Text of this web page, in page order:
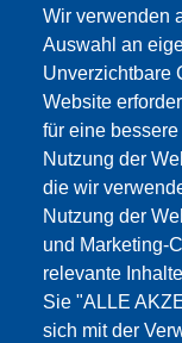
18. Oktober 2022-30.
Bauma 2022
Die Bauma 2022 war
Wir verwenden
Auswahl an
Unverzichtbare
Website
für eine
Nutzung der
die wir
Nutzung der
und Marketing-
relevante
Sie "ALLE
sich mit der